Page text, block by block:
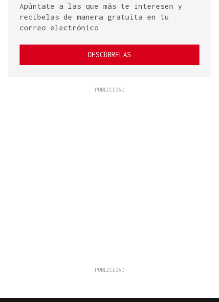
Apúntate a las que más te interesen y
recíbelas de manera gratuita en tu
correo electrónico
DESCÚBRELAS